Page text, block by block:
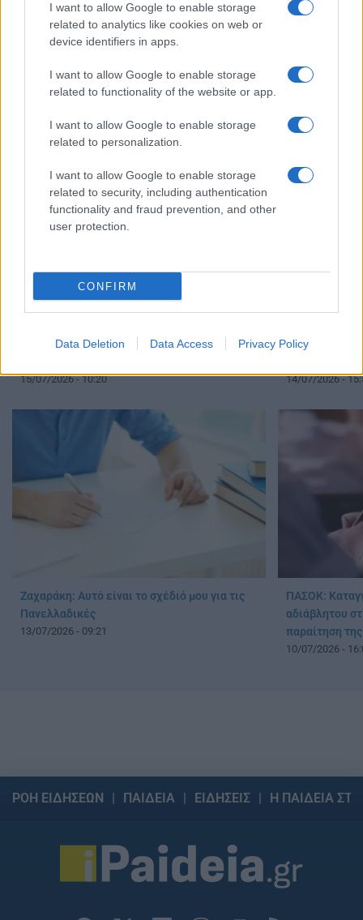
I want to allow Google to enable storage
related to analytics like cookies on web or
device identifiers in apps.
I want to allow Google to enable storage
related to functionality of the website or app.
I want to allow Google to enable storage
related to personalization.
I want to allow Google to enable storage
related to security, including authentication
functionality and fraud prevention, and other
user protection.
CONFIRM
Data Deletion Data Access Privacy Policy
Πανελλήνιες: Προβληματισμοί για τη
βαθμολόγηση, το 10% και το Εθνικό
Απολυτήριο
Υπουργείο
Πανελλαδικές»: Νέα παρέμβαση για το
15/07/2026 - 10:20
νέο
14/07/2026 -
Ζαχαράκη: Αυτό είναι το σχέδιό μου για τις
Πανελλαδικές
13/07/2026 - 09:21
ΠΑΣΟΚ:
αδιάβλητου
παραίτηση
10/07/2026 -
ΡΟΗ ΕΙΔΗΣΕΩΝ ΠΑΙΔΕΙΑ ΕΙΔΗΣΕΙΣ Η ΠΑΙΔΕΙΑ